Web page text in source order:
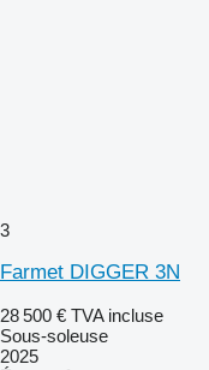
3
Farmet DIGGER 3N
28 500 € TVA incluse
Sous-soleuse
2025